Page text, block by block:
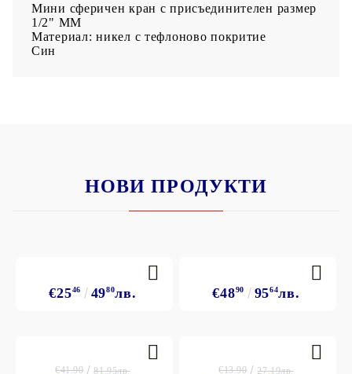
Мини сферичен кран с присъединителен размер
1/2" ММ
Материал: никел с тефлоново покритие
Син
НОВИ ПРОДУКТИ
€2546 4980лв. €4890 9564лв.
€41.90 81.95лв. €13.90 27.19лв.